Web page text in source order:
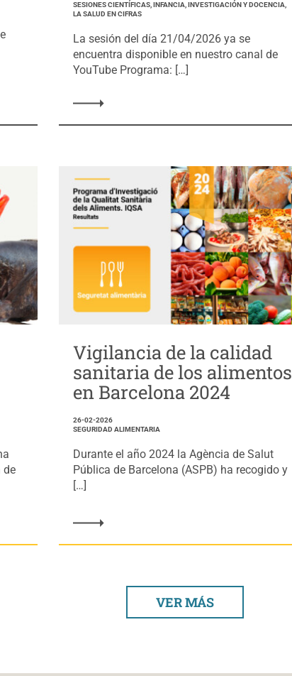
SESIONES CIENTÍFICAS, INFANCIA, INVESTIGACIÓN Y DOCENCIA,
LA SALUD EN CIFRAS
La sesión del día 21/04/2026 ya se
encuentra disponible en nuestro canal de
YouTube Programa: […]
de
Vigilancia de la calidad
sanitaria de los alimentos
en Barcelona 2024
26-02-2026
SEGURIDAD ALIMENTARIA
Durante el año 2024 la Agència de Salut
Pública de Barcelona (ASPB) ha recogido y
[…]
VER MÁS